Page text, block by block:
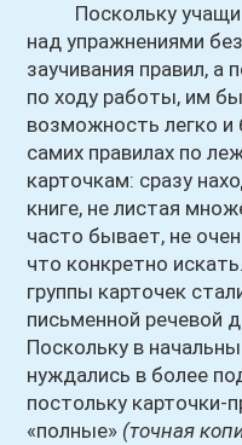
Поскольку
над упражнениями
заучивания правил, а
по ходу работы, им
возможность легко и
самих правилах по
карточкам: сразу
книге, не листая
часто бывает, не
что конкретно
группы карточек
письменной речевой
Поскольку в
нуждались в более
постольку карточки-
«полные» (точная